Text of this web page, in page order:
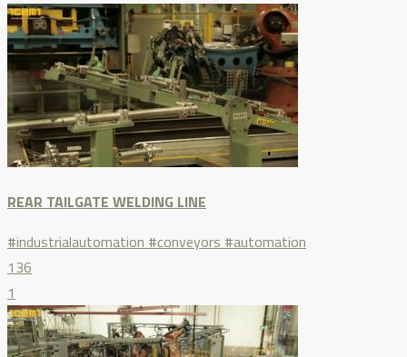
REAR TAILGATE WELDING LINE
#industrialautomation #conveyors #automation
136
1